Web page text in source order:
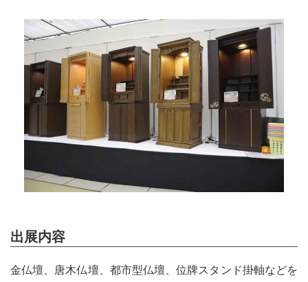
出展内容
金仏壇、唐木仏壇、都市型仏壇、位牌スタンド掛軸などを